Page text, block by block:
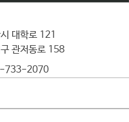
대학로 121
관저동로 158
733-2070